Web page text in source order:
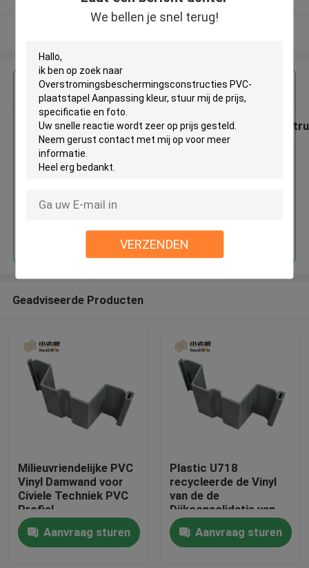
We bellen je snel terug!
VERZENDEN
Huis
Producten
Krijg de beste prijs voor
PVC-plaatstapel Aanpassing kleur
Doorgaan
Geadviseerde Producten
Milieuvriendelijke PVC
Vinyl Damwand voor
Civiele Techniek PVC
Profiel
Aanvraag sturen
Plastic U718
recycleerde de Vinyl
van de de
Dijkconsolidatie van
Bladstapels van het de
Rivierbed stapel van
het de consolidatie
Aanvraag sturen